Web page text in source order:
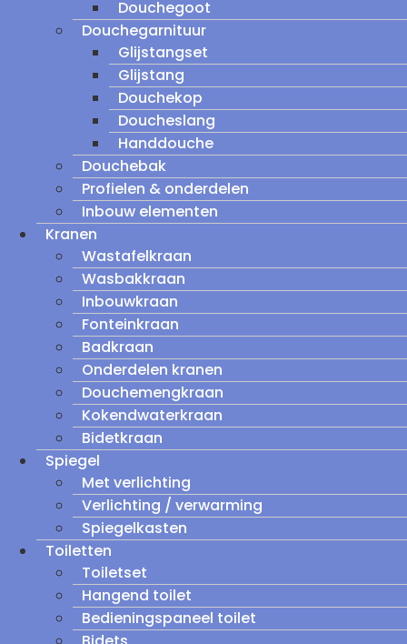
Douchegoot
Douchegarnituur
Glijstangset
Glijstang
Douchekop
Doucheslang
Handdouche
Douchebak
Profielen & onderdelen
Inbouw elementen
Kranen
Wastafelkraan
Wasbakkraan
Inbouwkraan
Fonteinkraan
Badkraan
Onderdelen kranen
Douchemengkraan
Kokendwaterkraan
Bidetkraan
Spiegel
Met verlichting
Verlichting / verwarming
Spiegelkasten
Toiletten
Toiletset
Hangend toilet
Bedieningspaneel toilet